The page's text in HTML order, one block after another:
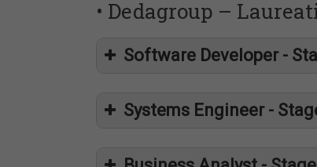
• Dedagroup –
Software Developer -
Systems Engineer -